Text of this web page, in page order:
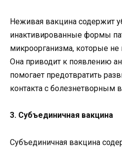
Неживая вакцина содержит
инактивированные формы
микроорганизма, которые не
Она приводит к появлению
помогает предотвратить
контакта с болезнетворным
3. Субъединичная вакцина
Субъединичная вакцина